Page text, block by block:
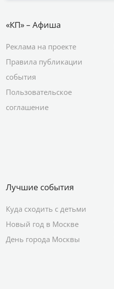
«КП» – Афиша
Реклама на проекте
Правила публикации
события
Пользовательское
соглашение
Лучшие события
Куда сходить с детьми
Новый год в Москве
День города Москвы